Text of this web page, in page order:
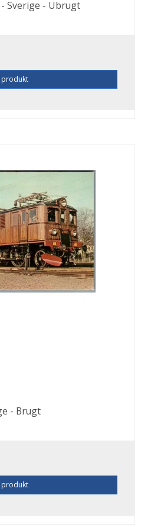
Sverige - Ubrugt
produkt
- Brugt
produkt